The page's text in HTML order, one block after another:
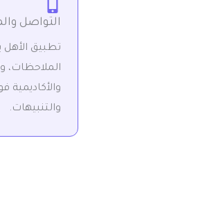
التواصل
تطبيق الأهل
الملاحظات،
والأكاديمية
والتنبيهات.